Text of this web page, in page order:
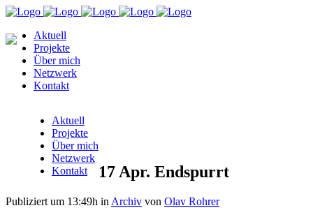
Aktuell
Projekte
Über mich
Netzwerk
Kontakt
Aktuell
Projekte
Über mich
Netzwerk
Kontakt
17 Apr. Endspurrt
Publiziert um 13:49h in Archiv von Olav Rohrer